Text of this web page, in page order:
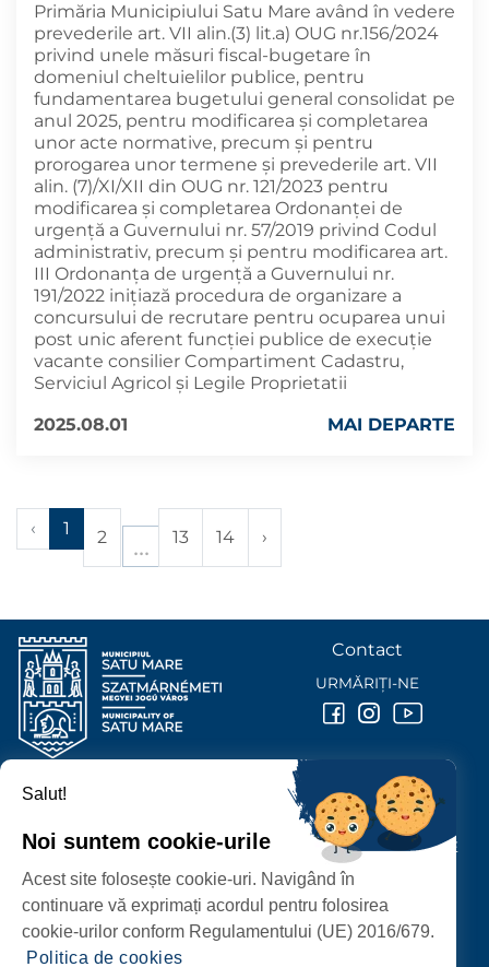
Primăria Municipiului Satu Mare având în vedere
prevederile art. VII alin.(3) lit.a) OUG nr.156/2024
privind unele măsuri fiscal-bugetare în
domeniul cheltuielilor publice, pentru
fundamentarea bugetului general consolidat pe
anul 2025, pentru modificarea şi completarea
unor acte normative, precum şi pentru
prorogarea unor termene și prevederile art. VII
alin. (7)/XI/XII din OUG nr. 121/2023 pentru
modificarea şi completarea Ordonanței de
urgență a Guvernului nr. 57/2019 privind Codul
administrativ, precum şi pentru modificarea art.
III Ordonanța de urgență a Guvernului nr.
191/2022 inițiază procedura de organizare a
concursului de recrutare pentru ocuparea unui
post unic aferent funcției publice de execuție
vacante consilier Compartiment Cadastru,
Serviciul Agricol şi Legile Proprietatii
2025.08.01
MAI DEPARTE
‹ 1 2 13 14 ›
PROTECȚIA DATELOR PERSONALE
PRIMĂRIA MUNICIPIULUI
P-ȚA 25 OCTOMBRIE, NR. 1 CORP M, 440026 SATU MARE
Contact
URMĂRIȚI-NE
Salut!
Noi suntem cookie-urile
Acest site folosește cookie-uri. Navigând în
continuare vă exprimați acordul pentru folosirea
cookie-urilor conform Regulamentului (UE) 2016/679.
Politica de cookies